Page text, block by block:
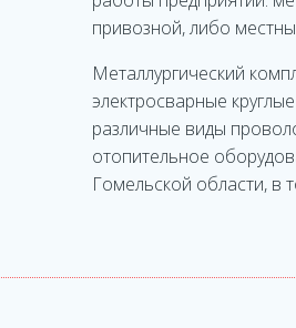
привозной, либо
Металлургический
электросварные
различные виды
отопительное
Гомельской области, в